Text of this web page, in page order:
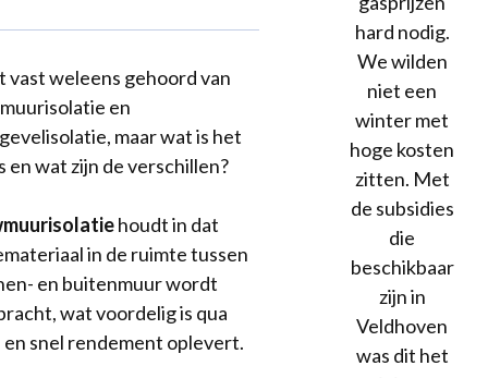
vast weleens gehoord van
en
maar wat is het
en wat zijn de verschillen?
houdt in dat
in de ruimte tussen
en buitenmuur wordt
wat voordelig is qua
snel rendement oplevert.
hard nodig.
We wilden
niet een
winter met
hoge kosten
zitten. Met
de subsidies
die
beschikbaar
zijn in
Veldhoven
was dit het